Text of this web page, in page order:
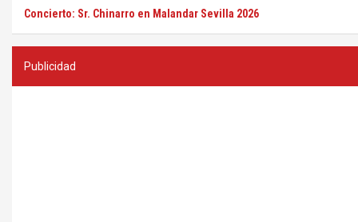
Concierto: Sr. Chinarro en Malandar Sevilla 2026
Publicidad